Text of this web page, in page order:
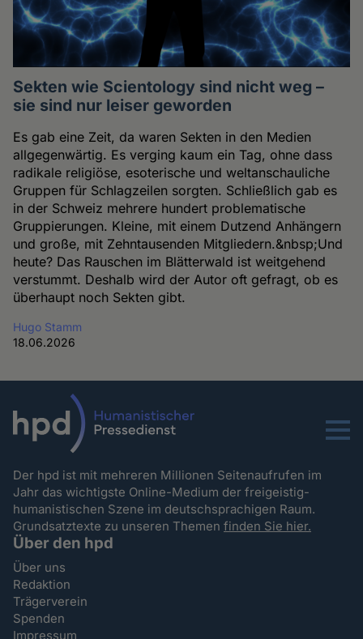
Sekten wie Scientology sind nicht weg –
sie sind nur leiser geworden
Es gab eine Zeit, da waren Sekten in den Medien
allgegenwärtig. Es verging kaum ein Tag, ohne dass
radikale religiöse, esoterische und weltanschauliche
Gruppen für Schlagzeilen sorgten. Schließlich gab es
in der Schweiz mehrere hundert problematische
Gruppierungen. Kleine, mit einem Dutzend Anhängern
und große, mit Zehntausenden Mitgliedern.&nbsp;Und
heute? Das Rauschen im Blätterwald ist weitgehend
verstummt. Deshalb wird der Autor oft gefragt, ob es
überhaupt noch Sekten gibt.
Hugo Stamm
18.06.2026
Menu
Der hpd ist mit mehreren Millionen Seitenaufrufen im
Jahr das wichtigste Online-Medium der freigeistig-
humanistischen Szene im deutschsprachigen Raum.
Grundsatztexte zu unseren Themenfinden Sie hier.
Über den hpd
Über uns
Redaktion
Trägerverein
Spenden
Impressum